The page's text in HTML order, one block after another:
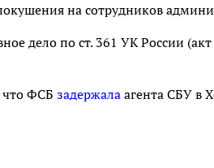
на сотрудников
дело по ст. 361 УК России
что ФСБ задержалаагента СБУ в